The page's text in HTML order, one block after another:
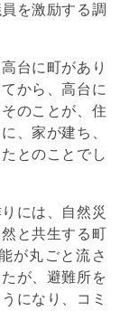
を激励する調
台に町があり
から、高台に
のことが、住
、家が建ち、
とのことでし
には、自然災
と共生する町
が丸ごと流さ
が、避難所を
になり、コミ